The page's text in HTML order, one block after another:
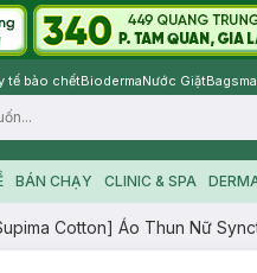
tế bào chếtBiodermaNước Giặt
BÁN CHẠY CLINIC & SPA
Cotton] Áo Thun Nữ